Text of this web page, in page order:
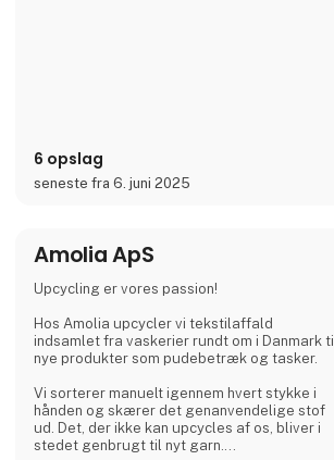
6 opslag
seneste fra 6. juni 2025
Amolia ApS
Upcycling er vores passion!
Hos Amolia upcycler vi tekstilaffald
indsamlet fra vaskerier rundt om i Danmark til
nye produkter som pudebetræk og tasker.
Vi sorterer manuelt igennem hvert stykke i
hånden og skærer det genanvendelige stof
ud. Det, der ikke kan upcycles af os, bliver i
stedet genbrugt til nyt garn.